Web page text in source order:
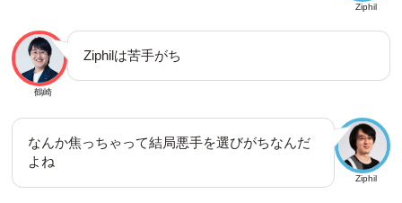
Ziphil
鶴崎
Ziphilは苦手がち
Ziphil
なんか焦っちゃって結局悪手を選びがちなんだ
よね